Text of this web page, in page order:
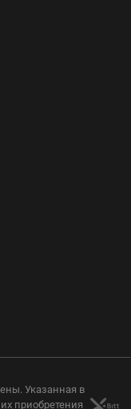
Указанная в
приобретения